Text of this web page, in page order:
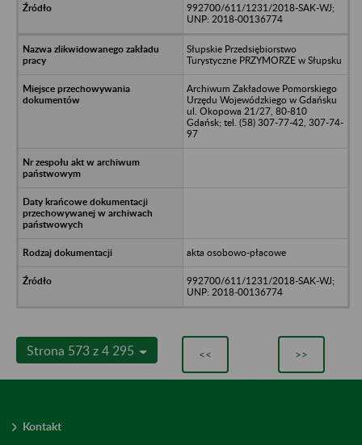
992700/611/1231/2018-SAK-WJ;
UNP: 2018-00136774
Słupskie Przedsiębiorstwo
Turystyczne PRZYMORZE w Słupsku
Archiwum Zakładowe Pomorskiego
Urzędu Wojewódzkiego w Gdańsku
ul. Okopowa 21/27, 80-810
Gdańsk; tel. (58) 307-77-42, 307-74-
97
akta osobowo-płacowe
992700/611/1231/2018-SAK-WJ;
UNP: 2018-00136774
Strona 573 z 4 295 << >>
Kontakt